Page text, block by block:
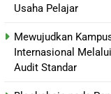
Usaha Pelajar
Mewujudkan
Internasional
Audit Standar